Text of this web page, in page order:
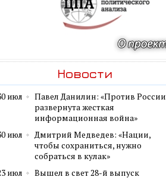
Новости
июл
Павел Данилин: «Против России
развернута жесткая
информационная война»
июл
Дмитрий Медведев: «Нации,
чтобы сохраниться, нужно
собраться в кулак»
июл
Вышел в свет 28-й выпуск